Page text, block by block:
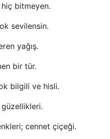
bitmeyen.
sevilensin.
yağış.
bir tür.
bilgili ve hisli.
cennet çiçeği.